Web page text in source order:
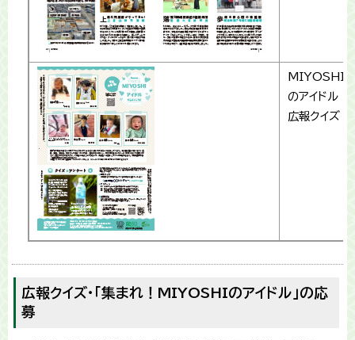
MIYOSHI
のアイドル
広報クイズ
広報クイズ・「集まれ！MIYOSHIのアイドル」の応
募